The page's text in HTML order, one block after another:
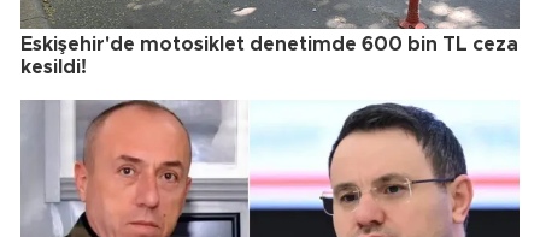
Eskişehir'de motosiklet denetimde 600 bin TL ceza
kesildi!